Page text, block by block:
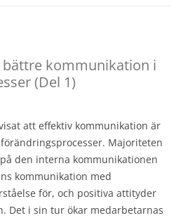
kommunikation i
(Del 1)
att effektiv kommunikation är
Majoriteten
den interna kommunikationen
kommunikation med
för, och positiva attityder
Det i sin tur ökar medarbetarnas